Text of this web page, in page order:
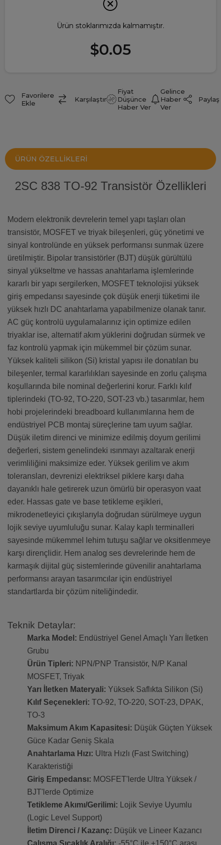
Ürün stoklarımızda kalmamıştır.
$0.05
Favorilere
Ekle
Karşılaştır
Fiyat
Düşünce
Haber Ver
Gelince
Haber
Ver
Paylaş
ÜRÜN ÖZELLIKLERI
2SC 838 TO-92 Transistör Özellikleri
Modern elektronik devrelerin temel yapı taşları olan
transistör, MOSFET ve triyak bileşenleri, güç yönetimi ve
sinyal kontrolünde en yüksek performansı sunmak üzere
üretilmiştir. Bipolar transistörler (BJT) düşük gürültülü
sinyal yükseltme ve hassas anahtarlama işlemlerinde
kararlı bir yapı sergilerken, MOSFET teknolojisi yüksek
giriş empedansı sayesinde çok düşük enerji tüketimi ile
yüksek hızlı DC anahtarlama yapabilmenize olanak tanır.
AC güç kontrolü uygulamalarınız için optimize edilen
triyaklar ise, alternatif akım yüklerini doğrudan sürmek ve
faz kontrolü yapmak için mükemmel bir çözüm sunar.
Yüksek kaliteli silikon (Si) kristal yapısı ile donatılan bu
bileşenler, termal kararlılıkları sayesinde en zorlu çalışma
koşullarında bile nominal değerlerini korur. Farklı kılıf
tiplerindeki (TO-92, TO-220, SOT-23 vb.) tasarımlar, hem
hobi projelerindeki breadboard kullanımlarına hem de
endüstriyel PCB montaj süreçlerine tam uyum sağlar.
Düşük iletim direnci ve minimize edilmiş doyum gerilimi
değerleri, sistem genelindeki ısınmayı azaltarak enerji
verimliliğini maksimize eder. Yüksek gerilim ve akım
toleransları, devrenizi elektriksel piklere karşı daha
dayanıklı hale getirerek uzun ömürlü bir operasyon vaat
eder. Hassas gate ve base tetikleme eşikleri,
mikrodenetleyici çıkışlarıyla doğrudan sürülmeye uygun
lojik seviye uyumluluğu sunar. Kalay kaplı terminalleri
sayesinde mükemmel lehim tutuşu sağlar ve oksitlenmeye
karşı dirençlidir. Hem analog ses devrelerinde hem de
karmaşık dijital güç sistemlerinde güvenilir anahtarlama
performansı arayan tasarımcılar için endüstriyel
standartlarda bir çözüm niteliğindedir.
Teknik Detaylar:
Marka Model: Endüstriyel Genel Amaçlı Yarı İletken
Grubu
Ürün Tipleri: NPN/PNP Transistör, N/P Kanal
MOSFET, Triyak
Yarı İletken Materyali: Yüksek Saflıkta Silikon (Si)
Kılıf Seçenekleri: TO-92, TO-220, SOT-23, DPAK,
TO-3
Maksimum Akım Kapasitesi: Düşük Güçten Yüksek
Güce Kadar Geniş Skala
Anahtarlama Hızı: Ultra Hızlı (Fast Switching)
Karakteristiği
Giriş Empedansı: MOSFET'lerde Ultra Yüksek /
BJT'lerde Optimize
Tetikleme Akımı/Gerilimi: Lojik Seviye Uyumlu
(Logic Level Support)
İletim Direnci / Kazanç: Düşük ve Lineer Kazancı
Çalışma Sıcaklık Aralığı: -55°C ile +150°C arası